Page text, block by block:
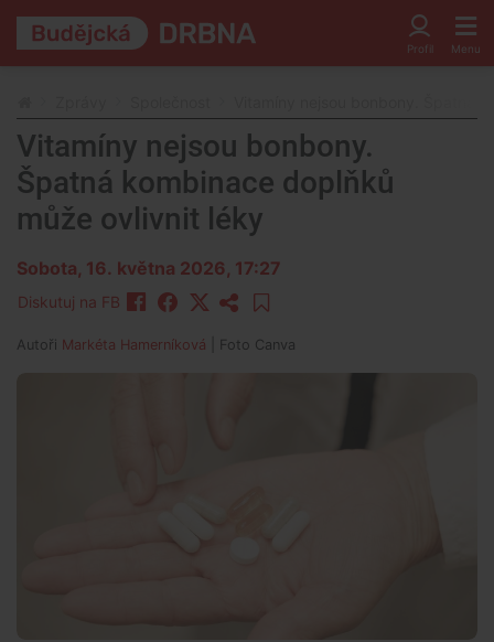
Vitamíny nejsou bonbony.
Špatná kombinace doplňků
může ovlivnit léky
Sobota, 16. května 2026, 17:27
Diskutuj na FB
Autoři Markéta Hamerníková | Foto Canva